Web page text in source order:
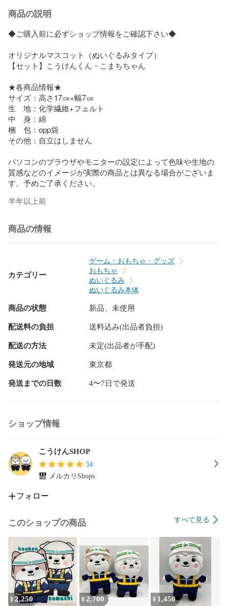
商品の説明
◆ご購入前に必ずショップ情報をご確認下さい◆
オリジナルマスコット（ぬいぐるみタイプ）
【セット】こうけんくん・こまちちゃん
★各商品情報★
サイズ：高さ17㎝×幅7㎝
生　地：化学繊維+フェルト
中　身：綿
梱　包：opp袋
その他：自立はしません
パソコンのブラウザやモニターの設定によって色味や生地の
質感などのイメージが実際の商品とは異なる場合がございま
す。予めご了承ください。
半年以上前
商品の情報
カテゴリー
ゲーム・おもちゃ・グッズ
おもちゃ
ぬいぐるみ
ぬいぐるみ本体
商品の状態 新品、未使用
配送料の負担 送料込み(出品者負担)
配送の方法 未定(出品者が手配)
発送元の地域 東京都
発送までの日数 4〜7日で発送
ショップ情報
こうけんSHOP
34
メルカリShops
フォロー
このショップの商品 すべて見る
¥2,250 ¥ 2,700 ¥ 1,450